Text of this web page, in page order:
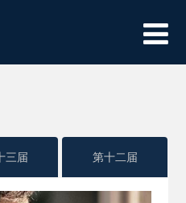
三届 第十二届